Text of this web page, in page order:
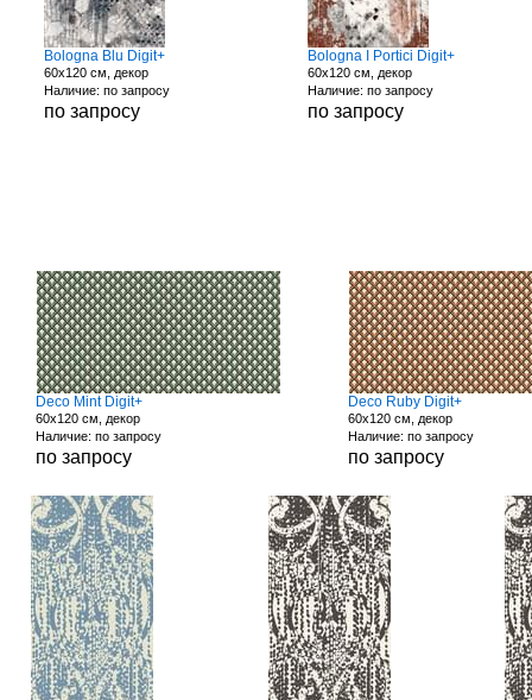
Bologna Blu Digit+
60x120 см, декор
Наличие: по запросу
по запросу
Bologna I Portici Digit+
60x120 см, декор
Наличие: по запросу
по запросу
Deco Mint Digit+
60x120 см, декор
Наличие: по запросу
по запросу
Deco Ruby Digit+
60x120 см, декор
Наличие: по запросу
по запросу